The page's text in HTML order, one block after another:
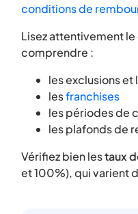
conditions de
Lisez attentivement
comprendre :
les exclusions et
lesfranchises
les périodes de
les plafonds de
Vérifiez bien lestaux
et 100%), qui varient